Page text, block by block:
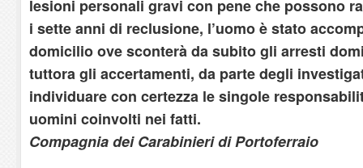
lesioni personali gravi con pene che possono
i sette anni di reclusione, l’uomo è stato
domicilio ove sconterà da subito gli arresti
tuttora gli accertamenti, da parte degli
individuare con certezza le singole
uomini coinvolti nei fatti.
Compagnia dei Carabinieri di Portoferraio